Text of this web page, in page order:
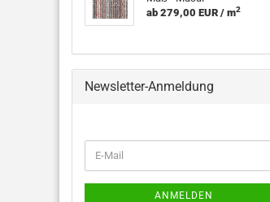
ab 279,00 EUR / m2
Newsletter-Anmeldung
ZUR
NEWSLETTER-
E-
Mail
ANMELDEN